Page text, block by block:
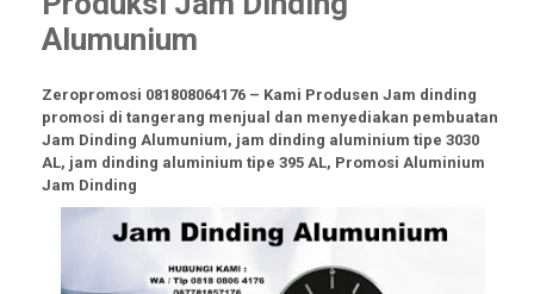
Alumunium
Zeropromosi 081808064176 – Kami Produsen Jam dinding
promosi di tangerang menjual dan menyediakan pembuatan
Jam Dinding Alumunium, jam dinding aluminium tipe 3030
AL, jam dinding aluminium tipe 395 AL, Promosi Aluminium
Jam Dinding